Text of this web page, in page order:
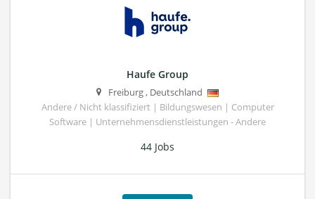
Haufe Group
Freiburg, Deutschland
Andere / Nicht klassifiziert | Bildungswesen | Computer
Software | Unternehmensdienstleistungen - Andere
44 Jobs